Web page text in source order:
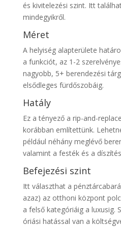
és kivitelezési szint. Itt
mindegyikről.
Méret
A helyiség alapterülete
a funkciót, az 1-2
nagyobb, 5+ berendezési
elsődleges fürdőszobáig.
Hatály
Ez a tényező a rip-and-
korábban említettünk.
például néhány meglévő
valamint a festék és a
Befejezési szint
Itt választhat a
azaz) az otthoni központ
a felső kategóriáig a luxusig.
óriási hatással van a